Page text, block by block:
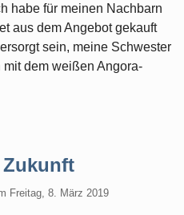
habe für meinen Nachbarn
aus dem Angebot gekauft
sein, meine Schwester
dem weißen Angora-
Freitag, 8. März 2019